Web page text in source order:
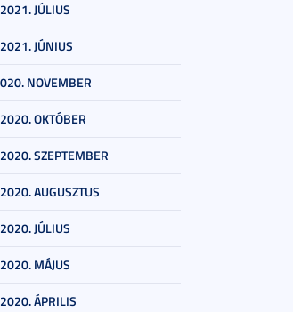
JÚLIUS
JÚNIUS
NOVEMBER
OKTÓBER
SZEPTEMBER
AUGUSZTUS
JÚLIUS
MÁJUS
ÁPRILIS